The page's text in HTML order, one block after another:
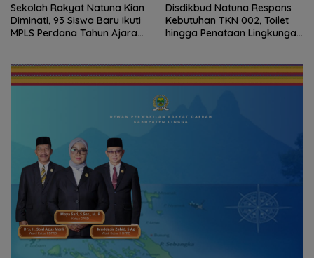
Sekolah Rakyat Natuna Kian
Diminati, 93 Siswa Baru Ikuti
MPLS Perdana Tahun Ajaran
Disdikbud Natuna Respons
Kebutuhan TKN 002, Toilet
hingga Penataan Lingkungan